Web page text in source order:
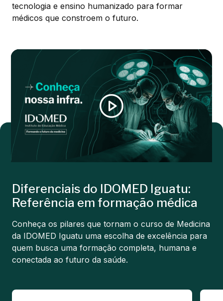
tecnologia e ensino humanizado para formar
médicos que constroem o futuro.
Diferenciais do IDOMED Iguatu:
Referência em formação médica
Conheça os pilares que tornam o curso de Medicina
da IDOMED Iguatu uma escolha de excelência para
quem busca uma formação completa, humana e
conectada ao futuro da saúde.